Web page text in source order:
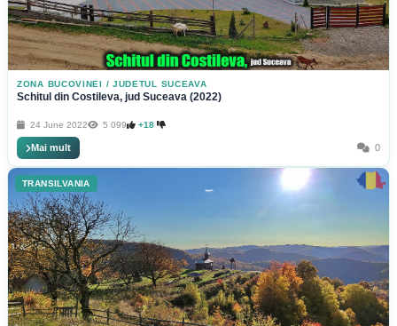
ZONA BUCOVINEI / JUDETUL SUCEAVA
Schitul din Costileva, jud Suceava (2022)
24 June 2022 5 099 +18
Mai mult 0
TRANSILVANIA